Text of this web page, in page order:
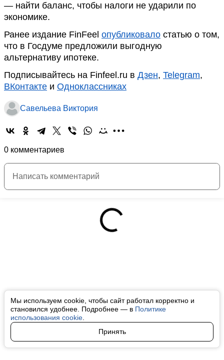
Мы используем cookie, чтобы сайт работал корректно и
становился удобнее. Подробнее — в Политике
использования cookie
Принять
— найти баланс, чтобы налоги не ударили по
экономике.
Ранее издание FinFeel опубликовало статью о том,
что в Госдуме предложили выгодную
альтернативу ипотеке.
Подписывайтесь на Finfeel.ru в Дзен, Telegram,
ВКонтакте и Одноклассниках
Савельева Виктория
0 комментариев